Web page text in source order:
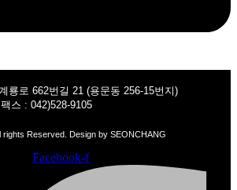
룡로 662번길 21 (용문동 256-15번지)
스 : 042)528-9105
rights Reserved. Design by SEONCHANG
Facebook-f